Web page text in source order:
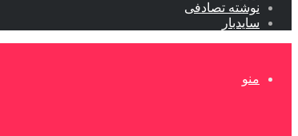
نوشته تصادفی
سایدبار
منو